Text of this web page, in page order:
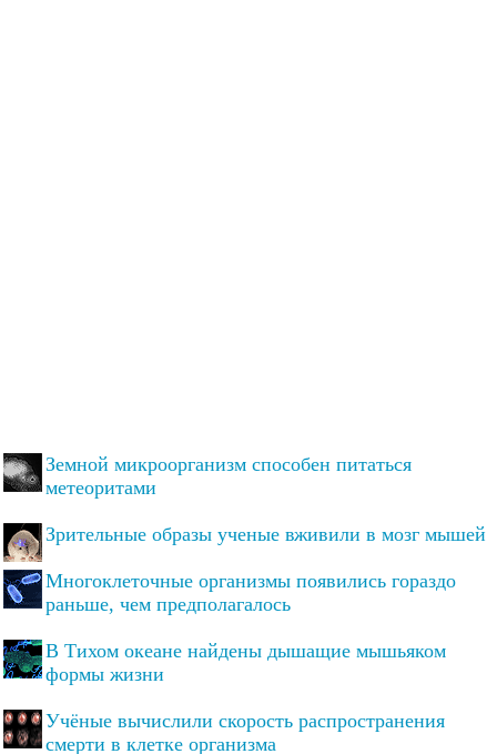
Земной микроорганизм способен питаться
метеоритами
Зрительные образы ученые вживили в мозг мышей
Многоклеточные организмы появились гораздо
раньше, чем предполагалось
В Тихом океане найдены дышащие мышьяком
формы жизни
Учёные вычислили скорость распространения
смерти в клетке организма